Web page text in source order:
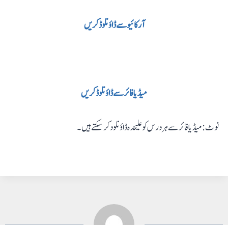
آرکائیو سے ڈاؤنلوڈ کریں
میڈیا فائر سے ڈاؤنلوڈ کریں
نوٹ: میڈیا فائر سے ہر درس کو علیحدہ ڈاؤنلود کر سکتے ہیں۔